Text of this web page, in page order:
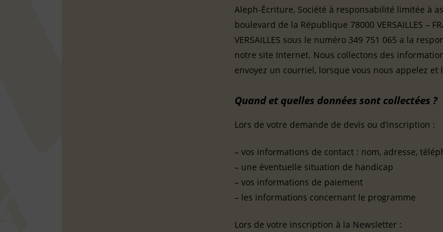
Aleph-Écriture, Société à responsabilité limitée à
boulevard de la République 78000 VERSAILLES –
VERSAILLES sous le numéro 349 751 065 a la
notre site Internet. Nous collectons des
envoyez un courriel, lorsque vous nous appelez
Quand et quelles données sont collectées ?
Lors de votre demande de devis ou d’inscription :
– vos informations de contact : nom, adresse,
– une éventuelle situation de handicap
– vos informations de paiement
– les informations concernant le programme
Lors de votre inscription à la Newsletter :